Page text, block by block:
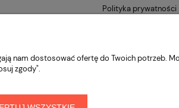
Polityka prywatności
nam dostosować ofertę do Twoich potrzeb.
zgody".